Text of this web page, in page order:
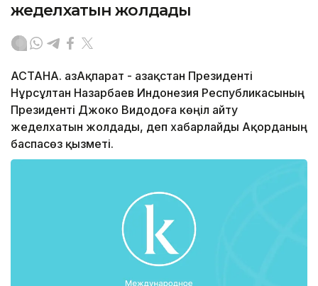
жеделхатын жолдады
АСТАНА. ҚазАқпарат - Қазақстан Президенті
Нұрсұлтан Назарбаев Индонезия Республикасының
Президенті Джоко Видодоға көңіл айту
жеделхатын жолдады, деп хабарлайды Ақорданың
баспасөз қызметі.